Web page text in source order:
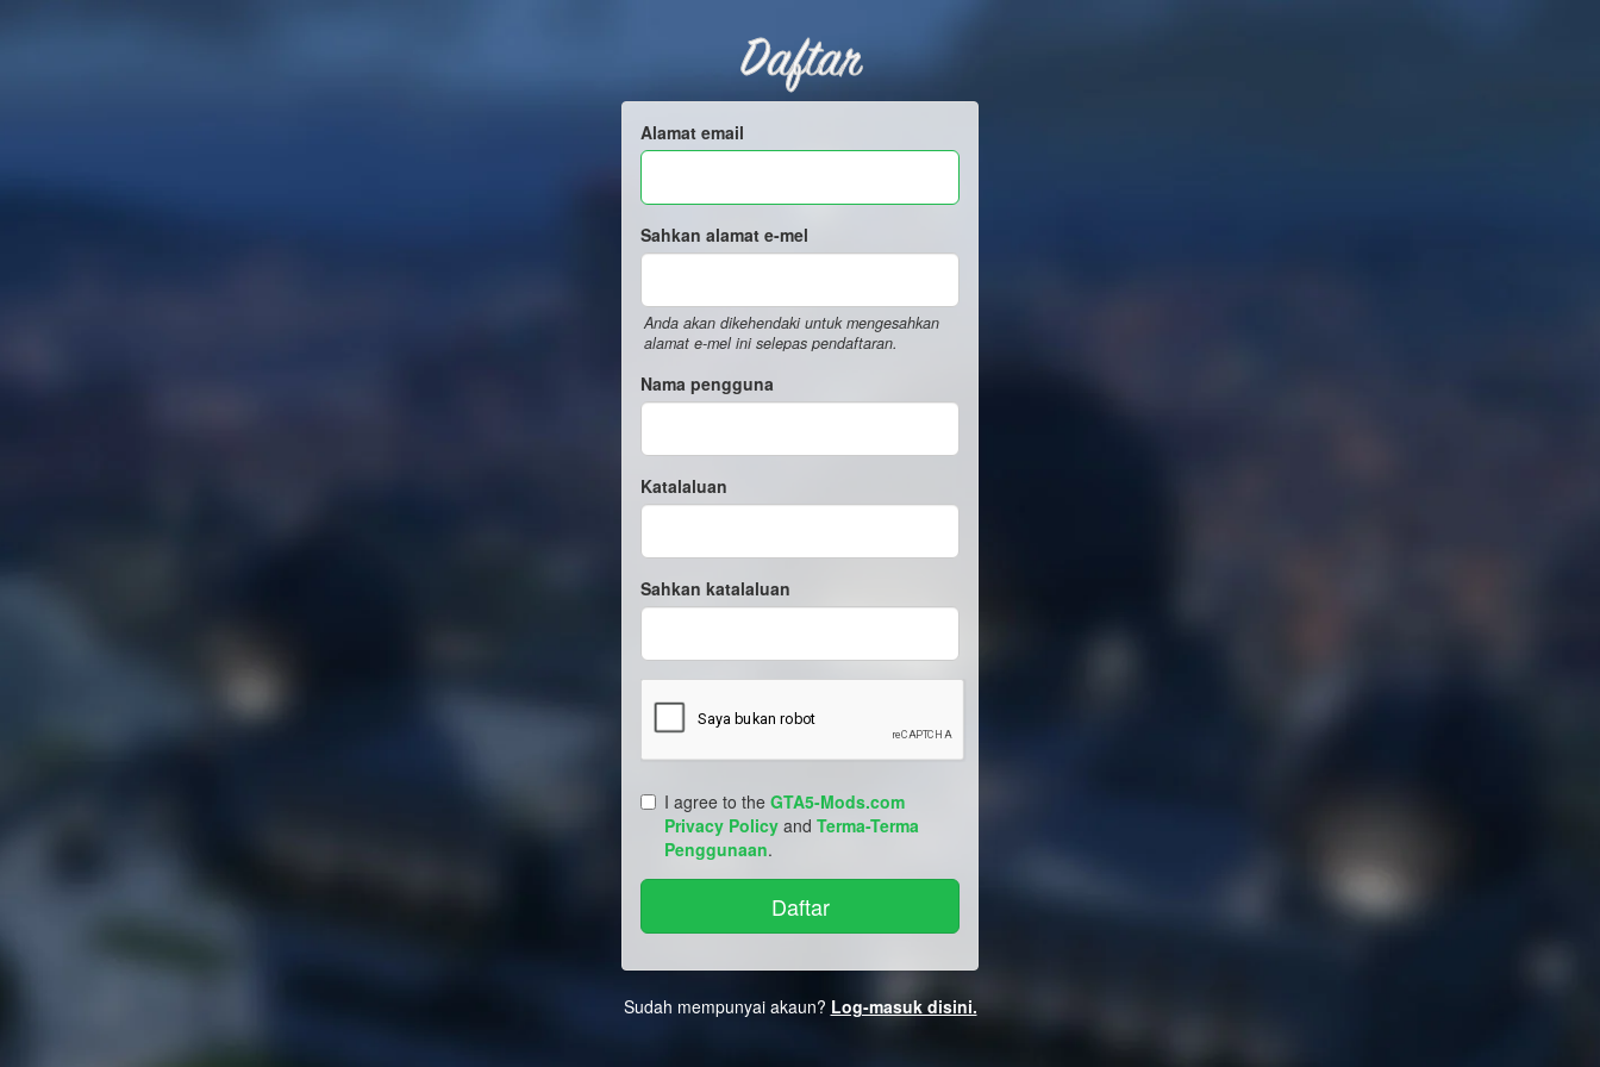
Daftar
Alamat email
Sahkan alamat e-mel
Anda akan dikehendaki untuk mengesahkan
alamat e-mel ini selepas pendaftaran.
Nama pengguna
Katalaluan
Sahkan katalaluan
I agree to the GTA5-Mods.com
Privacy Policy and Terma-Terma
Penggunaan.
Sudah mempunyai akaun? Log-masuk disini.